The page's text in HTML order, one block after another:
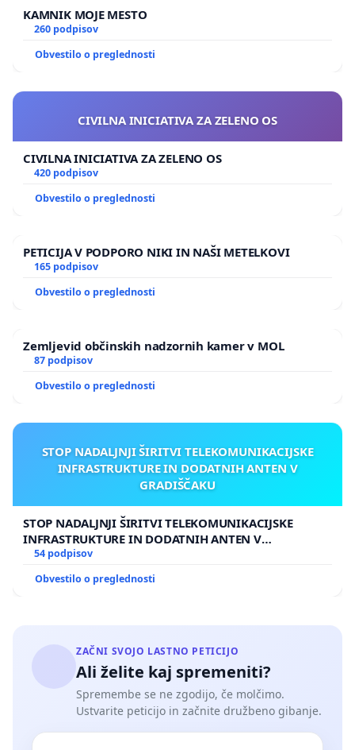
KAMNIK MOJE MESTO
260 podpisov
Obvestilo o preglednosti
CIVILNA INICIATIVA ZA ZELENO OS
CIVILNA INICIATIVA ZA ZELENO OS
420 podpisov
Obvestilo o preglednosti
PETICIJA V PODPORO NIKI IN NAŠI METELKOVI
165 podpisov
Obvestilo o preglednosti
Zemljevid občinskih nadzornih kamer v MOL
87 podpisov
Obvestilo o preglednosti
STOP NADALJNJI ŠIRITVI TELEKOMUNIKACIJSKE
INFRASTRUKTURE IN DODATNIH ANTEN V
GRADIŠČAKU
STOP NADALJNJI ŠIRITVI TELEKOMUNIKACIJSKE
INFRASTRUKTURE IN DODATNIH ANTEN V
GRADIŠČAKU
54 podpisov
Obvestilo o preglednosti
ZAČNI SVOJO LASTNO PETICIJO
Ali želite kaj spremeniti?
Spremembe se ne zgodijo, če molčimo.
Ustvarite peticijo in začnite družbeno gibanje.